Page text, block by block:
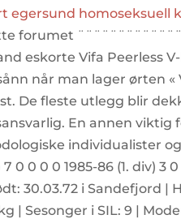
egersund homoseksuell
forumet
eskorte Vifa Peerless
når man lager ørten
De fleste utlegg blir
En annen viktig
individualister og
0 0 0 0 1985-86 (1. div) 3
30.03.72 i Sandefjord |
| Sesonger i SIL: 9 |